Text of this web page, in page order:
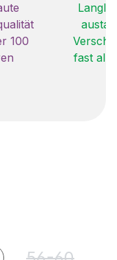
100
fast
nicht verfügbar.)
nicht